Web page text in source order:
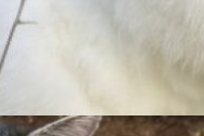
Tierhalter
Eignung